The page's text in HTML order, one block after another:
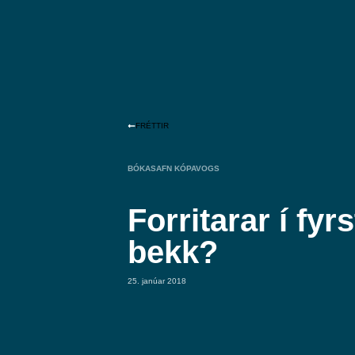
FRÉTTIR
BÓKASAFN KÓPAVOGS
Forritarar í
bekk?
25. janúar 2018